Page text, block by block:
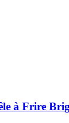
à Frire